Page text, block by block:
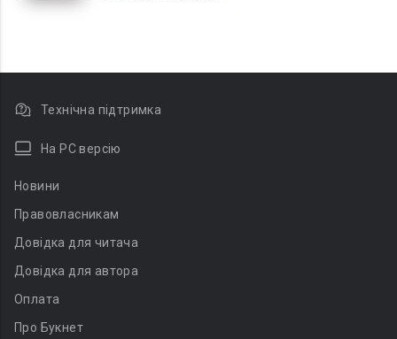
Технічна підтримка
На PC версію
Новини
Правовласникам
Довідка для читача
Довідка для автора
Оплата
Про Букнет